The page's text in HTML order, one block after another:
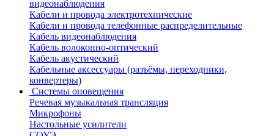
видеонаблюдения
Кабели и провода электротехнические
Кабели и провода телефонные распределительные
Кабель видеонаблюдения
Кабель волоконно-оптический
Кабель акустический
Кабельные аксессуары (разъёмы, переходники,
конвертеры)
Системы оповещения
Речевая музыкальная трансляция
Микрофоны
Настольные усилители